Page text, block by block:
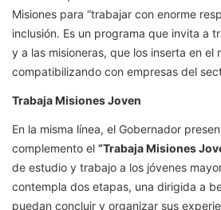
Misiones para “trabajar con enorme
inclusión. Es un programa que invita a
y a las misioneras, que los inserta en el
compatibilizando con empresas del
Trabaja Misiones Joven
En la misma línea, el Gobernador
complemento el “Trabaja Misiones
de estudio y trabajo a los jóvenes
contempla dos etapas, una dirigida a
puedan concluir y organizar sus